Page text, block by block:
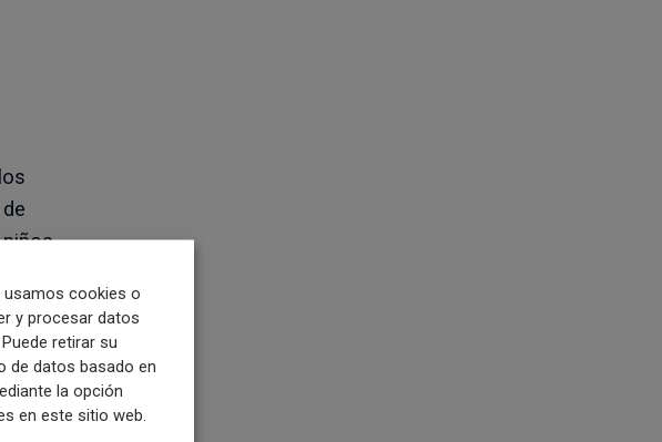
en
cookies o
y procesar datos
retirar su
de datos basado en
la opción
en este sitio web.